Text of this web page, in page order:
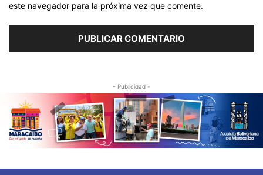
este navegador para la próxima vez que comente.
- Publicidad -